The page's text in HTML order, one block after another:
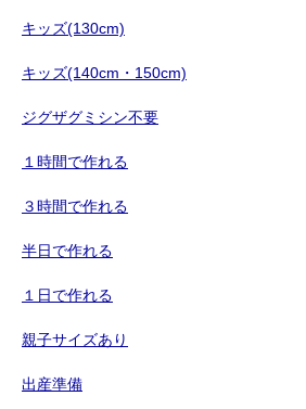
キッズ(130cm)
キッズ(140cm・150cm)
ジグザグミシン不要
１時間で作れる
３時間で作れる
半日で作れる
１日で作れる
親子サイズあり
出産準備